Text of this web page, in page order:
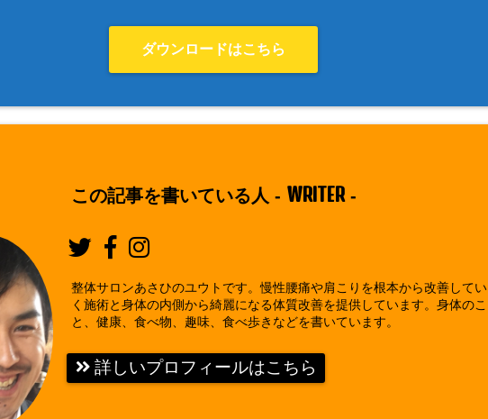
ダウンロードはこちら
この記事を書いている人 - WRITER-
整体サロンあさひのユウトです。慢性腰痛や肩こりを根本から改善してい
く施術と身体の内側から綺麗になる体質改善を提供しています。身体のこ
と、健康、食べ物、趣味、食べ歩きなどを書いています。
詳しいプロフィールはこちら